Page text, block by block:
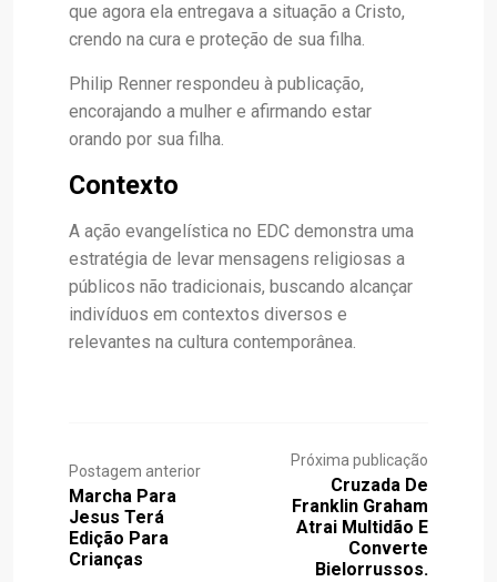
que agora ela entregava a situação a Cristo,
crendo na cura e proteção de sua filha.
Philip Renner respondeu à publicação,
encorajando a mulher e afirmando estar
orando por sua filha.
Contexto
A ação evangelística no EDC demonstra uma
estratégia de levar mensagens religiosas a
públicos não tradicionais, buscando alcançar
indivíduos em contextos diversos e
relevantes na cultura contemporânea.
Postagem anterior
Marcha Para
Jesus Terá
Edição Para
Crianças
Próxima publicação
Cruzada De
Franklin Graham
Atrai Multidão E
Converte
Bielorrussos.